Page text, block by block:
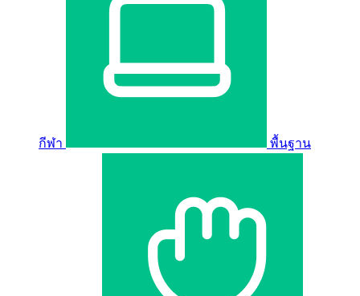
กีฬา พื้นฐาน